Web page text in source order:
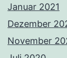
Januar 2021
Dezember
November